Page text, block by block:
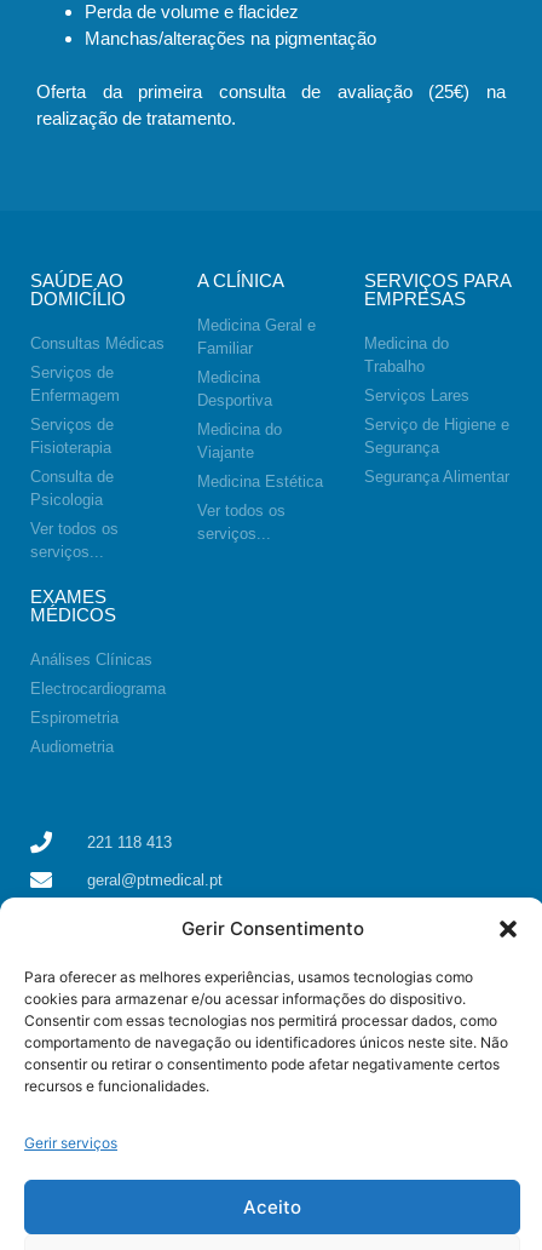
Gerir Consentimento
Para oferecer as melhores experiências, usamos tecnologias como
cookies para armazenar e/ou acessar informações do dispositivo.
Consentir com essas tecnologias nos permitirá processar dados, como
comportamento de navegação ou identificadores únicos neste site. Não
consentir ou retirar o consentimento pode afetar negativamente certos
recursos e funcionalidades.
Gerir serviços
Aceito
Perda de volume e flacidez
Manchas/alterações na pigmentação
Oferta da primeira consulta de avaliação (25€) na
realização de tratamento.
SAÚDE AO
DOMICÍLIO
Consultas Médicas
Serviços de
Enfermagem
Serviços de
Fisioterapia
Consulta de
Psicologia
Ver todos os
serviços...
A CLÍNICA
Medicina Geral e
Familiar
Medicina
Desportiva
Medicina do
Viajante
Medicina Estética
Ver todos os
serviços...
SERVIÇOS PARA
EMPRESAS
Medicina do
Trabalho
Serviços Lares
Serviço de Higiene e
Segurança
Segurança Alimentar
EXAMES
MÉDICOS
Análises Clínicas
Electrocardiograma
Espirometria
Audiometria
221 118 413
geral@ptmedical.pt
Rua dos Coriscos 39, 4425-051 Águas Santas, Maia